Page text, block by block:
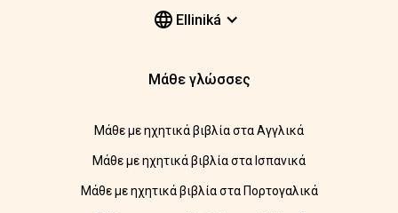
Elliniká
Μάθε γλώσσες
Μάθε με ηχητικά βιβλία στα Αγγλικά
Μάθε με ηχητικά βιβλία στα Ισπανικά
Μάθε με ηχητικά βιβλία στα Πορτογαλικά